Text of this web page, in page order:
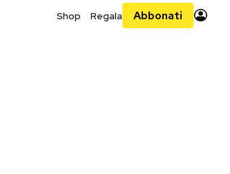
Shop Regala Abbonati